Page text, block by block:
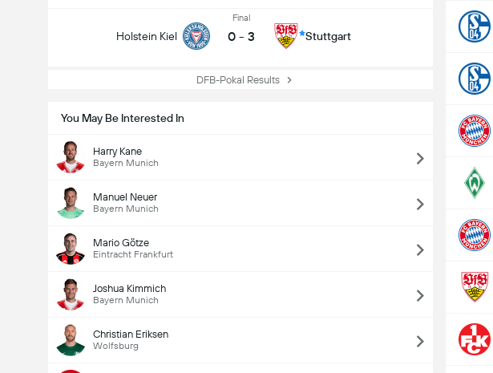
Holstein Kiel
Final
0 - 3 Stuttgart
DFB-Pokal Results
You May Be Interested In
Harry Kane
Bayern Munich
Manuel Neuer
Bayern Munich
Mario Götze
Eintracht Frankfurt
Joshua Kimmich
Bayern Munich
Christian Eriksen
Wolfsburg